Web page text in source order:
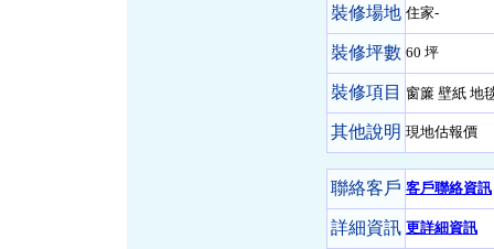
裝修場地 住家-
裝修坪數 60 坪
裝修項目 窗簾 壁紙 地
其他說明 現地估報價
聯絡客戶 客戶聯絡資訊
詳細資訊 更詳細資訊